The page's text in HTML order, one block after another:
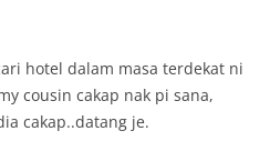
hotel dalam masa terdekat ni
cousin cakap nak pi sana,
cakap..datang je.